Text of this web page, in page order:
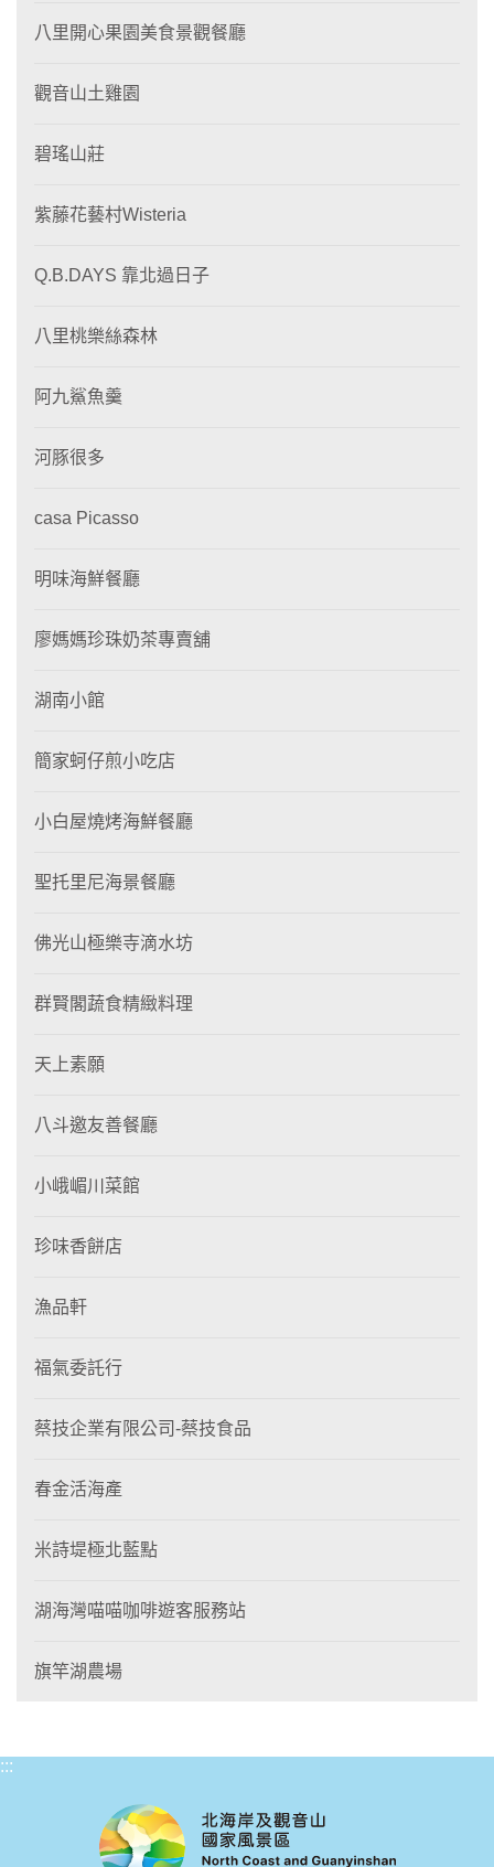
八里開心果園美食景觀餐廳
觀音山土雞園
碧瑤山莊
紫藤花藝村Wisteria
Q.B.DAYS 靠北過日子
八里桃樂絲森林
阿九鯊魚羹
河豚很多
casa Picasso
明味海鮮餐廳
廖媽媽珍珠奶茶專賣舖
湖南小館
簡家蚵仔煎小吃店
小白屋燒烤海鮮餐廳
聖托里尼海景餐廳
佛光山極樂寺滴水坊
群賢閣蔬食精緻料理
天上素願
八斗邀友善餐廳
小峨嵋川菜館
珍味香餅店
漁品軒
福氣委託行
蔡技企業有限公司-蔡技食品
春金活海產
米詩堤極北藍點
湖海灣喵喵咖啡遊客服務站
旗竿湖農場
:::